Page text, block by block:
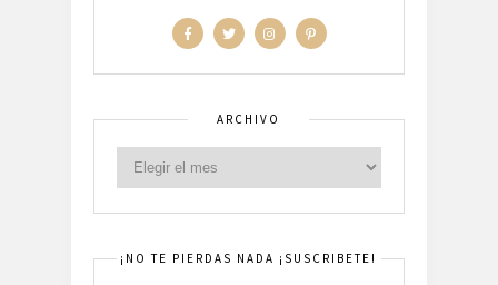
ARCHIVO
¡NO TE PIERDAS NADA ¡SUSCRIBETE!